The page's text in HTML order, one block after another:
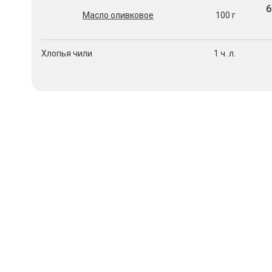
Масло оливковое 100 г
Хлопья чили 1 ч. л.